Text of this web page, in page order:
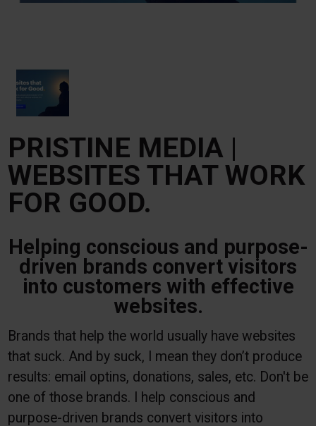
PRISTINE MEDIA |
WEBSITES THAT WORK
FOR GOOD.
Helping conscious and purpose-
driven brands convert visitors
into customers with effective
websites.
Brands that help the world usually have websites
that suck. And by suck, I mean they don’t produce
results: email optins, donations, sales, etc. Don't be
one of those brands. I help conscious and
purpose-driven brands convert visitors into